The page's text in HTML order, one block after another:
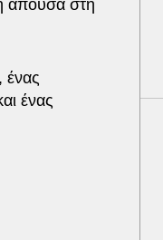
απούσα στη
ένας
ένας